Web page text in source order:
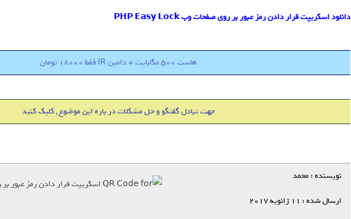
دانلود اسکریپت قرار دادن رمز عبور بر روی صفحات وب PHP Easy Lock
هاست 500 مگابایت + دامین IR فقط 18000 تومان
جهت تبادل گفتگو و حل مشکلات در باره این موضوع , کلیک کنید
نویسنده : محمد
ارسال شده : 11 ژانویه 2017